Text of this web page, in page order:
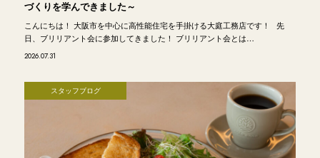
づくりを学んできました～
こんにちは！ 大阪市を中心に高性能住宅を手掛ける大庭工務店です！ 先
日、ブリリアント会に参加してきました！ ブリリアント会とは…
2026.07.31
スタッフブログ